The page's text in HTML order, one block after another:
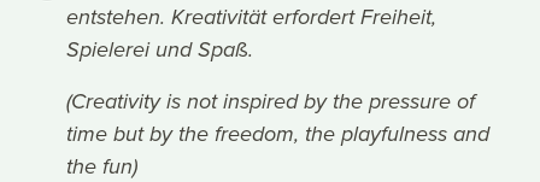
entstehen. Kreativität erfordert Freiheit,
Spielerei und Spaß.
(Creativity is not inspired by the pressure of
time but by the freedom, the playfulness and
the fun)